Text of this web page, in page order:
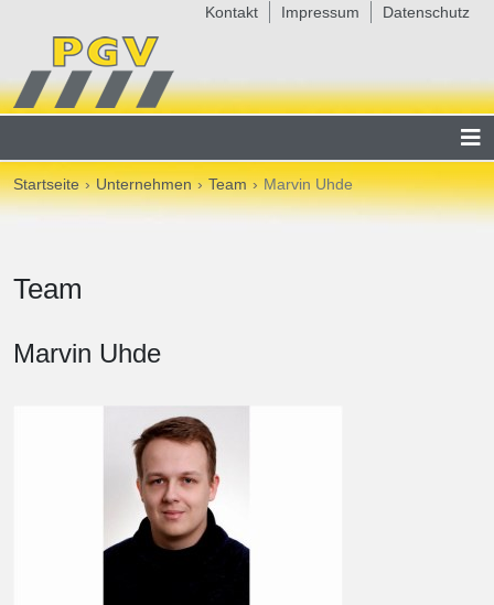
Kontakt Impressum Datenschutz
Startseite Unternehmen Team Marvin Uhde
Team
Marvin Uhde